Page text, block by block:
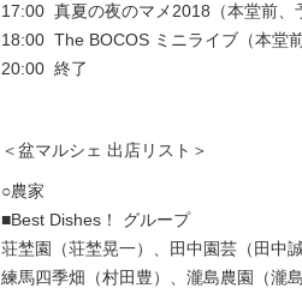
17:00 真夏の夜のマメ2018（本堂前、
18:00 The BOCOS ミニライブ（本堂前
20:00 終了
＜盆マルシェ 出店リスト＞
○農家
■Best Dishes！ グループ
荘埜園（荘埜晃一）、田中園芸（田中
練馬四季畑（村田豊）、瀧島農園（瀧